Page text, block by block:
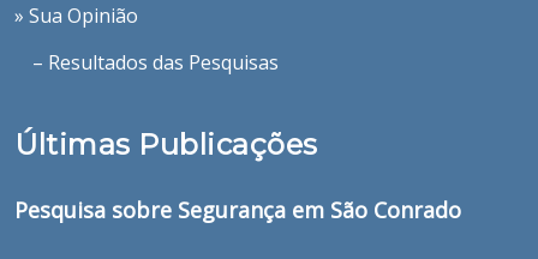
» Sua Opinião
– Resultados das Pesquisas
Últimas Publicações
Pesquisa sobre Segurança em São Conrado